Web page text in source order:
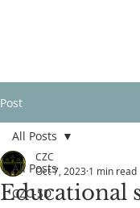
Post
All Posts
CZC-SD
All Posts
Educational
CZC
Oct 7, 2023 1 min read